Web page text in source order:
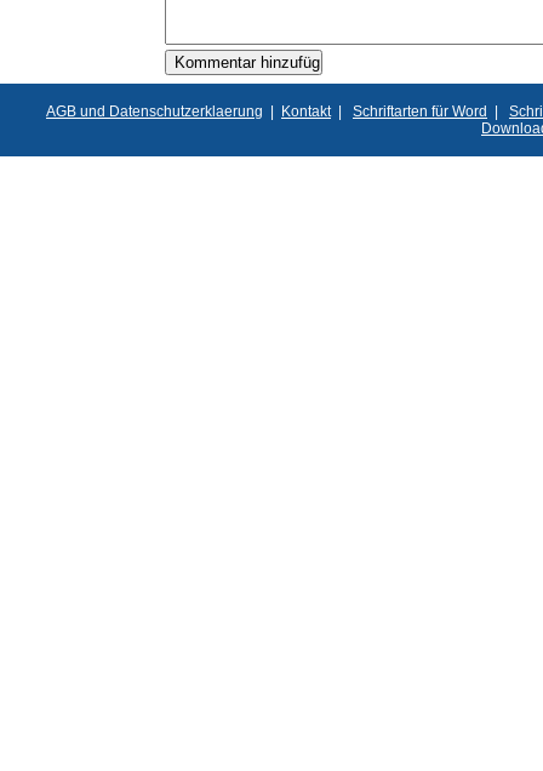
AGB und Datenschutzerklaerung | Kontakt| Schriftarten für Word |